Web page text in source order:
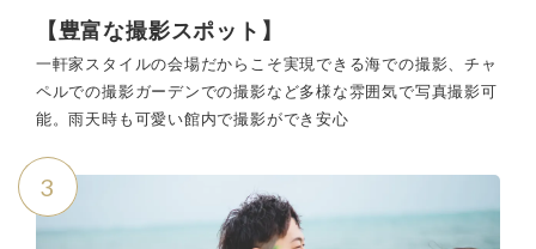
【豊富な撮影スポット】
一軒家スタイルの会場だからこそ実現できる海での撮影、チャ
ペルでの撮影ガーデンでの撮影など多様な雰囲気で写真撮影可
能。雨天時も可愛い館内で撮影ができ安心
3